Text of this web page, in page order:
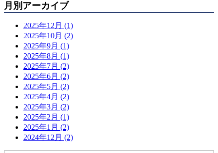
月別アーカイブ
2025年12月 (1)
2025年10月 (2)
2025年9月 (1)
2025年8月 (1)
2025年7月 (2)
2025年6月 (2)
2025年5月 (2)
2025年4月 (2)
2025年3月 (2)
2025年2月 (1)
2025年1月 (2)
2024年12月 (2)